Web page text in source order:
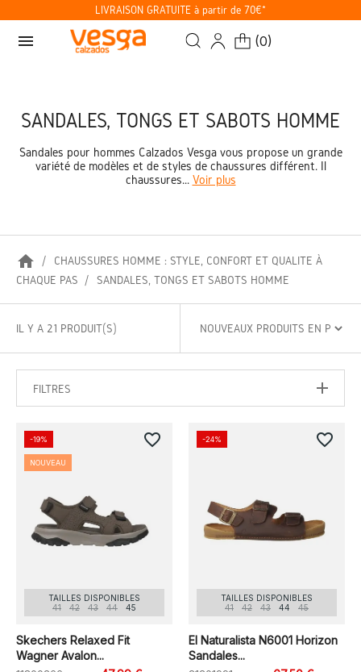
LIVRAISON GRATUITE à partir de 70€*
menu (0)
SANDALES, TONGS ET SABOTS HOMME
Sandales pour hommes Calzados Vesga vous propose un grande
variété de modèles et de styles de chaussures différent. Il
chaussures... Voir plus
home
CHAUSSURES HOMME : STYLE, CONFORT ET QUALITÉ À
CHAQUE PAS
SANDALES, TONGS ET SABOTS HOMME
IL Y A 21 PRODUIT(S)
FILTRES
TAILLES DISPONIBLES
41
42 43 44 45
Skechers Relaxed Fit
Wagner Avalon...
-19%
NOUVEAU
favorite_border
TAILLES DISPONIBLES
41
42 43 44 45
El Naturalista N6001 Horizon
Sandales...
-24% favorite_border